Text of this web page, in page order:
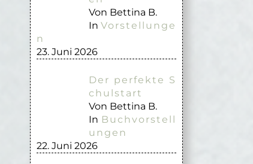
Von Bettina B.
In Vorstellunge
n
23. Juni 2026
Der perfekte S
chulstart
Von Bettina B.
In Buchvorstell
ungen
22. Juni 2026